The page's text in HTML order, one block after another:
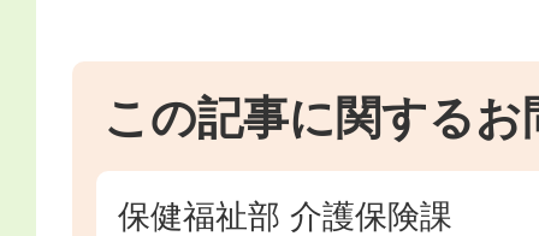
この記事に関するお
保健福祉部 介護保険課